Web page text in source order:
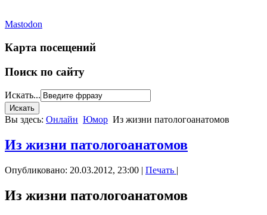
Mastodon
Карта посещений
Поиск по сайту
Искать...
Вы здесь: Онлайн Юмор Из жизни патологоанатомов
Из жизни патологоанатомов
Опубликовано: 20.03.2012, 23:00 | Печать |
Из жизни патологоанатомов